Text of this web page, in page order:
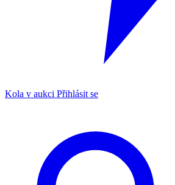
Kola v aukci Přihlásit se